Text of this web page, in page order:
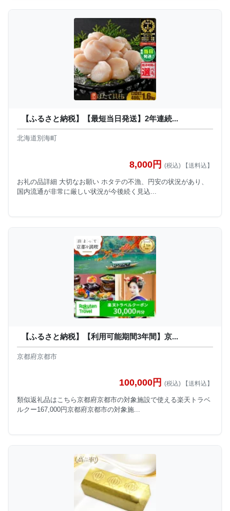
【ふるさと納税】【最短当日発送】2年連続...
北海道別海町
8,000円 (税込) 【送料込】
お礼の品詳細 大切なお願い ホタテの不漁、円安の状況があり、
国内流通が非常に厳しい状況が今後続く見込...
【ふるさと納税】【利用可能期間3年間】京...
京都府京都市
100,000円 (税込) 【送料込】
類似返礼品はこちら京都府京都市の対象施設で使える楽天トラベ
ルクー167,000円京都府京都市の対象施...